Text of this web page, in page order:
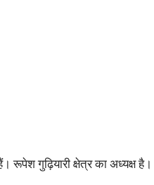
गुढ़ियारी क्षेत्र का